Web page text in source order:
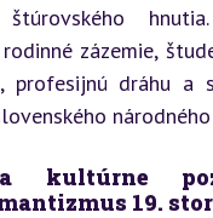
zázemie,
profesijnú dráhu a
kultúrne
19.